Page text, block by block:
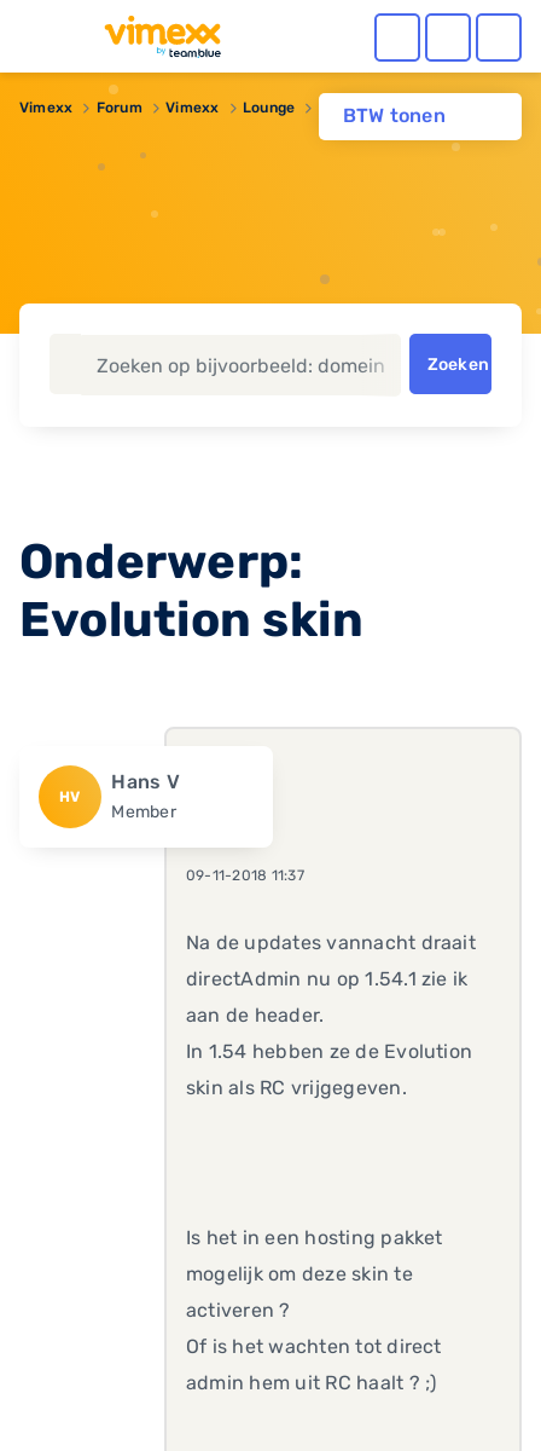
BTW tonen
Vimexx Forum Vimexx Lounge Evolution skin
Zoeken
Onderwerp:
Evolution skin
HV
Hans V
Member
09-11-2018 11:37
Na de updates vannacht draait
directAdmin nu op 1.54.1 zie ik
aan de header.
In 1.54 hebben ze de Evolution
skin als RC vrijgegeven.
Is het in een hosting pakket
mogelijk om deze skin te
activeren ?
Of is het wachten tot direct
admin hem uit RC haalt ? ;)